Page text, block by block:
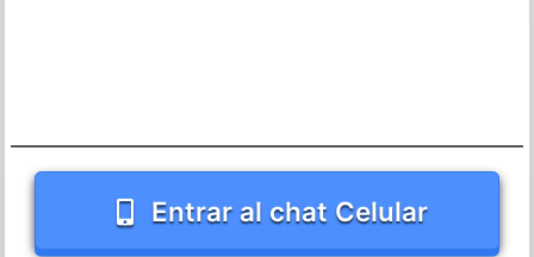
Entrar al chat Celular